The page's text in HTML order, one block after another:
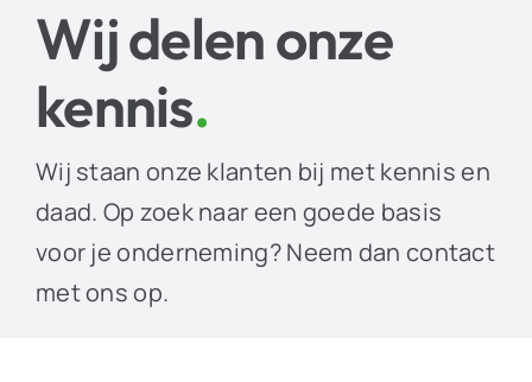
Wij delen onze
kennis.
Wij staan onze klanten bij met kennis en
daad. Op zoek naar een goede basis
voor je onderneming? Neem dan contact
met ons op.